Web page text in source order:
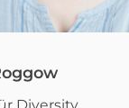
Diversity,